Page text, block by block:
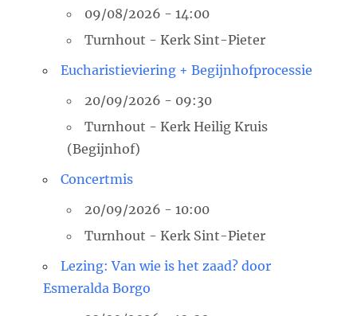
09/08/2026 - 14:00
Turnhout - Kerk Sint-Pieter
Eucharistieviering + Begijnhofprocessie
20/09/2026 - 09:30
Turnhout - Kerk Heilig Kruis
(Begijnhof)
Concertmis
20/09/2026 - 10:00
Turnhout - Kerk Sint-Pieter
Lezing: Van wie is het zaad? door
Esmeralda Borgo